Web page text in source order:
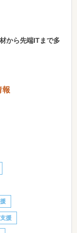
から先端ITまで多
報
援